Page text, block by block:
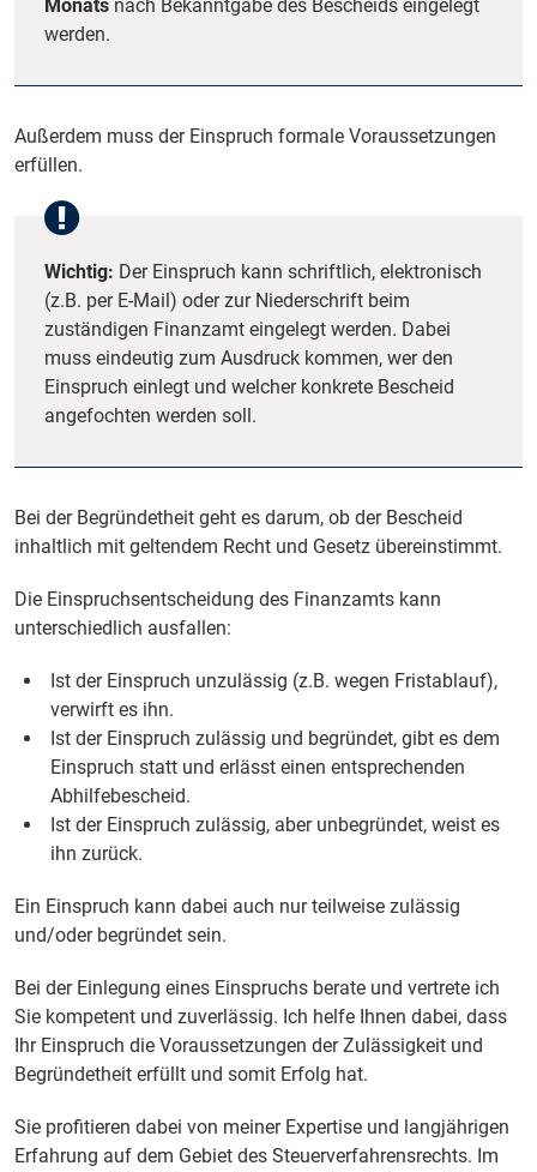
Monats nach Bekanntgabe des Bescheids eingelegt
werden.
Außerdem muss der Einspruch formale Voraussetzungen
erfüllen.
Wichtig: Der Einspruch kann schriftlich, elektronisch
(z.B. per E-Mail) oder zur Niederschrift beim
zuständigen Finanzamt eingelegt werden. Dabei
muss eindeutig zum Ausdruck kommen, wer den
Einspruch einlegt und welcher konkrete Bescheid
angefochten werden soll.
Bei der Begründetheit geht es darum, ob der Bescheid
inhaltlich mit geltendem Recht und Gesetz übereinstimmt.
Die Einspruchsentscheidung des Finanzamts kann
unterschiedlich ausfallen:
Ist der Einspruch unzulässig (z.B. wegen Fristablauf),
verwirft es ihn.
Ist der Einspruch zulässig und begründet, gibt es dem
Einspruch statt und erlässt einen entsprechenden
Abhilfebescheid.
Ist der Einspruch zulässig, aber unbegründet, weist es
ihn zurück.
Ein Einspruch kann dabei auch nur teilweise zulässig
und/oder begründet sein.
Bei der Einlegung eines Einspruchs berate und vertrete ich
Sie kompetent und zuverlässig. Ich helfe Ihnen dabei, dass
Ihr Einspruch die Voraussetzungen der Zulässigkeit und
Begründetheit erfüllt und somit Erfolg hat.
Sie profitieren dabei von meiner Expertise und langjährigen
Erfahrung auf dem Gebiet des Steuerverfahrensrechts. Im